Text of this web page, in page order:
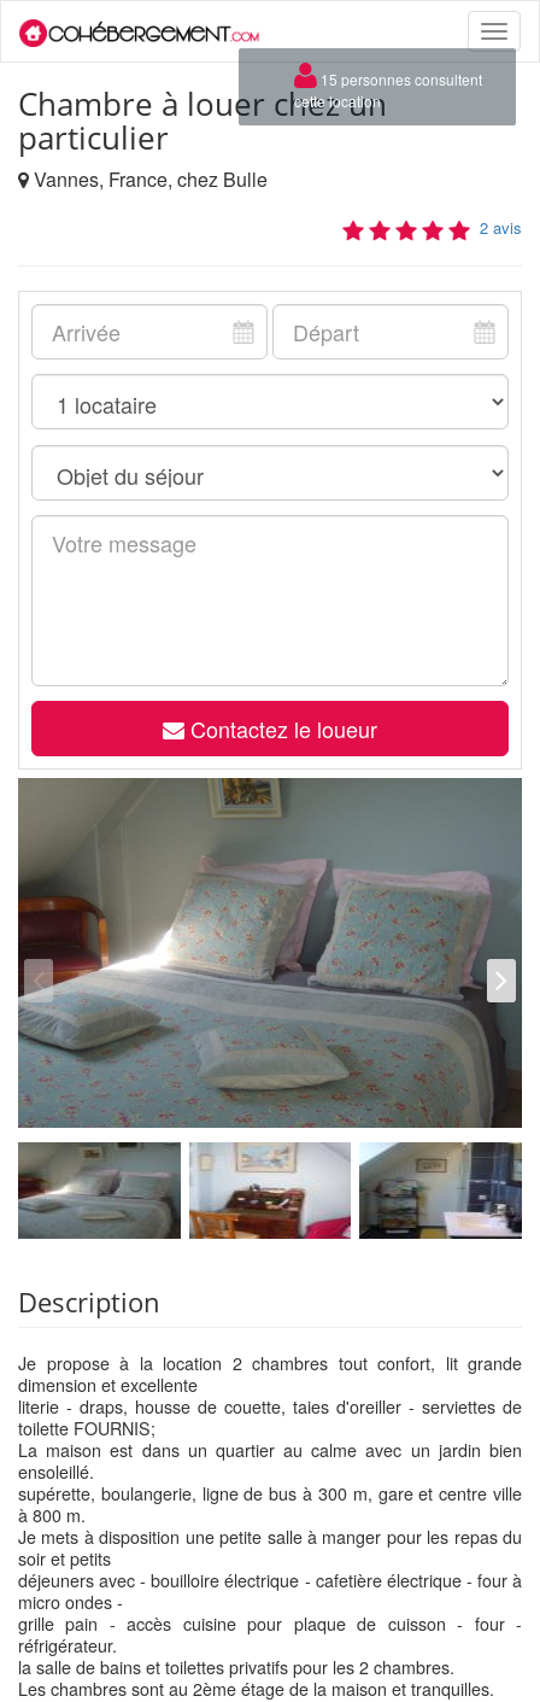
Toggle
Chambre à louer chez un
particulier
Vannes, France, chez Bulle
2 avis
Contactez le loueur
Description
Je propose à la location 2 chambres tout confort, lit grande
dimension et excellente
literie - draps, housse de couette, taies d'oreiller - serviettes de
toilette FOURNIS;
La maison est dans un quartier au calme avec un jardin bien
ensoleillé.
supérette, boulangerie, ligne de bus à 300 m, gare et centre ville
à 800 m.
Je mets à disposition une petite salle à manger pour les repas du
soir et petits
déjeuners avec - bouilloire électrique - cafetière électrique - four à
micro ondes -
grille pain - accès cuisine pour plaque de cuisson - four -
réfrigérateur.
la salle de bains et toilettes privatifs pour les 2 chambres.
Les chambres sont au 2ème étage de la maison et tranquilles.
×
15 personnes consultent
cette location